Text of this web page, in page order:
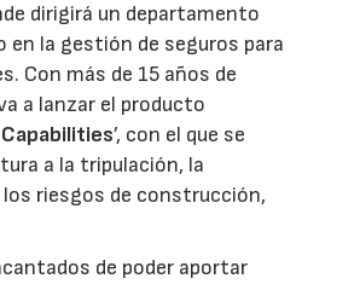
dirigirá un departamento
en la gestión de seguros para
Con más de 15 años de
a lanzar el producto
’, con el que se
a la tripulación, la
los riesgos de construcción,
de poder aportar